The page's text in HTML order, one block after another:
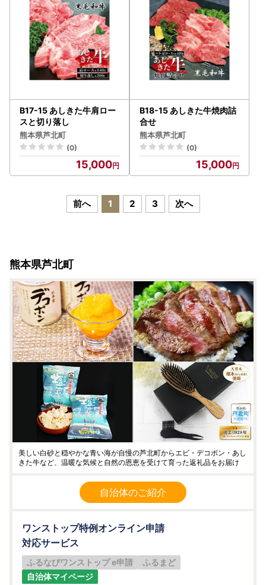
B17-15 あしきた牛肩ロー
スと切り落し
熊本県芦北町
(0)
15,000
B18-15 あしきた牛焼肉詰
合せ
熊本県芦北町
(0)
15,000
前へ 1 2 3 次へ
熊本県芦北町
美しい白砂と穏やかな青い海が自慢の芦北町からエビ・デコポン・あし
きた牛など、温暖な気候と自然の恩恵を受けて育った返礼品をお届け
自治体のご紹介
ワンストップ特例オンライン申請
対応サービス
ふるなびワンストップ e申請
ふるまど
自治体マイページ